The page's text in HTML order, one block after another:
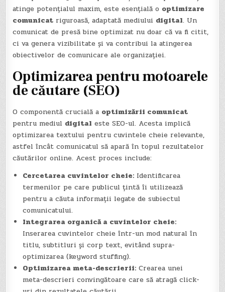
atinge potențialul maxim, este esențială o optimizare
comunicat riguroasă, adaptată mediului digital. Un
comunicat de presă bine optimizat nu doar că va fi citit,
ci va genera vizibilitate și va contribui la atingerea
obiectivelor de comunicare ale organizației.
Optimizarea pentru motoarele
de căutare (SEO)
O componentă crucială a optimizării comunicat
pentru mediul digital este SEO-ul. Acesta implică
optimizarea textului pentru cuvintele cheie relevante,
astfel încât comunicatul să apară în topul rezultatelor
căutărilor online. Acest proces include:
Cercetarea cuvintelor cheie: Identificarea
termenilor pe care publicul țintă îi utilizează
pentru a căuta informații legate de subiectul
comunicatului.
Integrarea organică a cuvintelor cheie:
Inserarea cuvintelor cheie într-un mod natural în
titlu, subtitluri și corp text, evitând supra-
optimizarea (keyword stuffing).
Optimizarea meta-descrierii: Crearea unei
meta-descrieri convingătoare care să atragă click-